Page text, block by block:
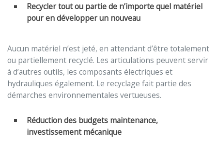
Recycler tout ou partie de n’importe quel matériel
pour en développer un nouveau
Aucun matériel n’est jeté, en attendant d’être totalement
ou partiellement recyclé. Les articulations peuvent servir
à d’autres outils, les composants électriques et
hydrauliques également. Le recyclage fait partie des
démarches environnementales vertueuses.
Réduction des budgets maintenance,
investissement mécanique